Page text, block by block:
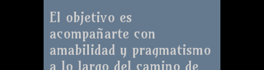
El objetivo es
acompañarte con
amabilidad y pragmatismo
a lo largo del camino de